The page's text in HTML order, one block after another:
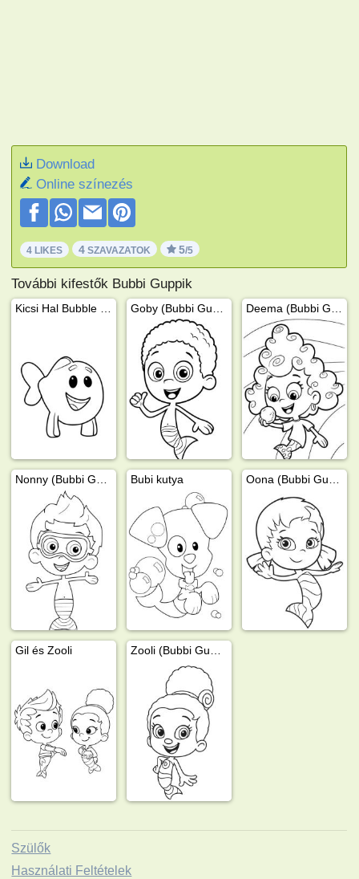
Download
Online színezés
4 LIKES 4 SZAVAZATOK 5/5
További kifestők Bubbi Guppik
Bubi kutya
Gil és Zooli
Szülők
Használati Feltételek